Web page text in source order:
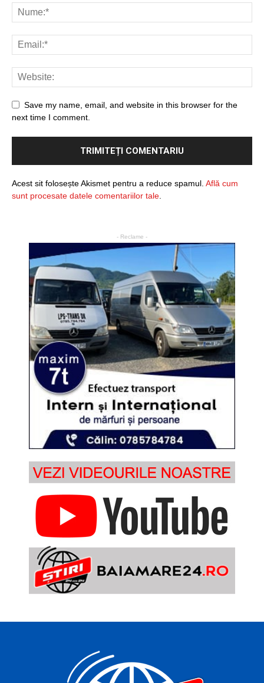
Save my name, email, and website in this browser for the
next time I comment.
Acest sit folosește Akismet pentru a reduce spamul. Află cum
sunt procesate datele comentariilor tale
- Reclame -